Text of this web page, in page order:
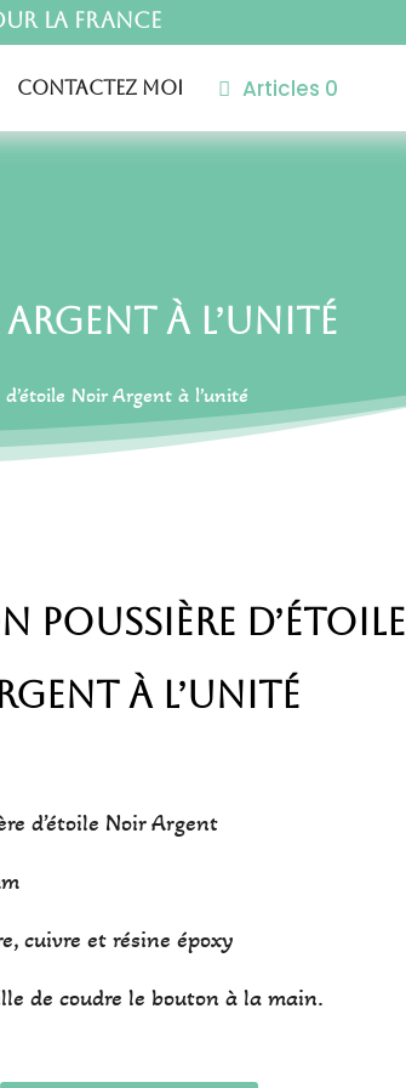
la France
Contactez moi Articles 0
à l’unité
Noir Argent à l’unité
Poussière d’étoile
à l’unité
d’étoile Noir Argent
cuivre et résine époxy
de coudre le bouton à la main.